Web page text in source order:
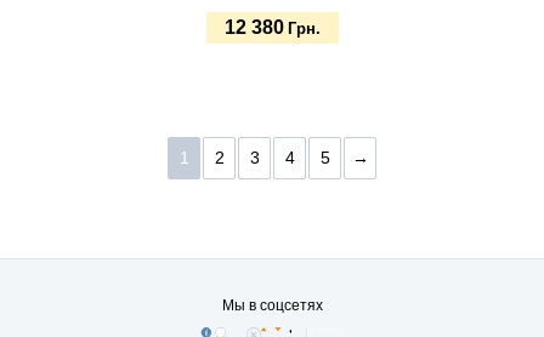
12 380 Грн.
1 2 3 4 →
5
Мы в соцсетях